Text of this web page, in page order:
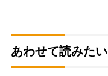
あわせて読みたい